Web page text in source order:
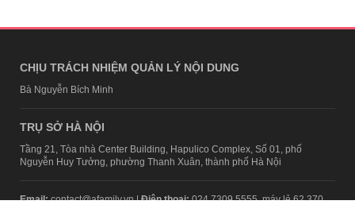
CHỊU TRÁCH NHIỆM QUẢN LÝ NỘI DUNG
Bà Nguyễn Bích Minh
TRỤ SỞ HÀ NỘI
Tầng 21, Tòa nhà Center Building, Hapulico Complex, Số 01, phố
Nguyễn Huy Tưởng, phường Thanh Xuân, thành phố Hà Nội
Email:contact@afamily.vn |Điện thoại:024 7309 5555, máy lẻ 62.370